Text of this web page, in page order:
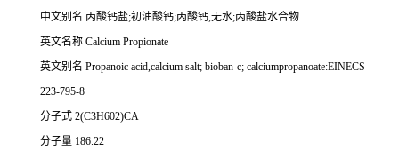
中文别名 丙酸钙盐;初油酸钙;丙酸钙,无水;丙酸盐水合物
英文名称 Calcium Propionate
英文别名 Propanoic acid,calcium salt; bioban-c; calciumpropanoate:EINECS
223-795-8
分子式 2(C3H602)CA
分子量 186.22